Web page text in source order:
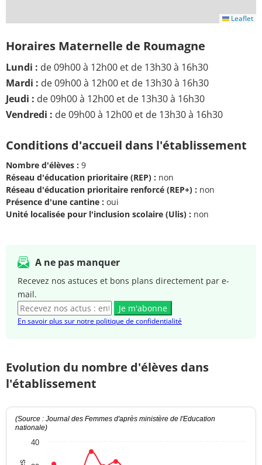
Leaflet
Horaires Maternelle de Roumagne
Lundi : de 09h00 à 12h00 et de 13h30 à 16h30
Mardi : de 09h00 à 12h00 et de 13h30 à 16h30
Jeudi : de 09h00 à 12h00 et de 13h30 à 16h30
Vendredi : de 09h00 à 12h00 et de 13h30 à 16h30
Conditions d'accueil dans l'établissement
Nombre d'élèves : 9
Réseau d'éducation prioritaire (REP) : non
Réseau d'éducation prioritaire renforcé (REP+) : non
Présence d'une cantine : oui
Unité localisée pour l'inclusion scolaire (Ulis) : non
A ne pas manquer
Recevez nos astuces et bons plans directement par e-
mail.
Je m'abonne
En savoir plus sur notre politique de confidentialité
Evolution du nombre d'élèves dans
l'établissement
(Source : Journal des Femmes d'après ministère de l'Education
nationale)
40